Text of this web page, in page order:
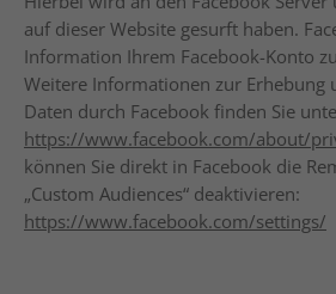
auf dieser Website gesurft haben.
Information Ihrem Facebook-Konto
Weitere Informationen zur Erhebung
Daten durch Facebook finden Sie
https://www.facebook.com/about/
können Sie direkt in Facebook die
„Custom Audiences“ deaktivieren:
https://www.facebook.com/settings/